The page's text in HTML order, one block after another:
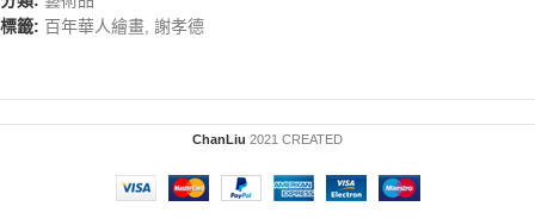
標籤: 百年華人繪畫 謝孝德
ChanLiu 2021 CREATED